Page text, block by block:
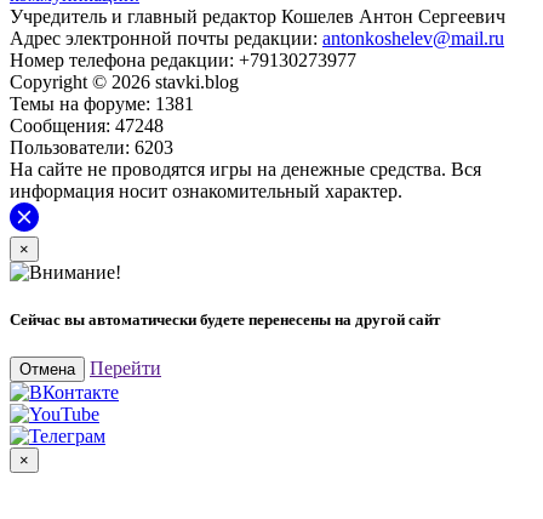
Учредитель и главный редактор Кошелев Антон Сергеевич
Адрес электронной почты редакции: antonkoshelev@mail.ru
Номер телефона редакции: +79130273977
Copyright © 2026 stavki.blog
Темы на форуме: 1381
Сообщения: 47248
Пользователи: 6203
На сайте не проводятся игры на денежные средства. Вся
информация носит ознакомительный характер.
×
Сейчас вы автоматически будете перенесены на другой сайт
Отмена Перейти
×